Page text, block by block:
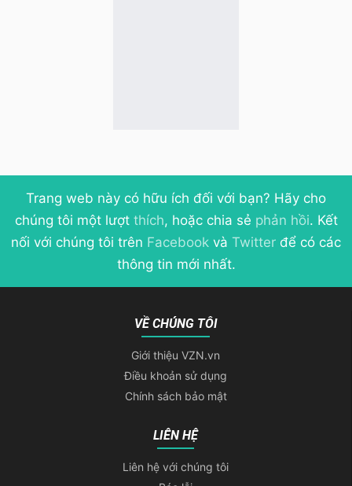
Trang web này có hữu ích đối với bạn? Hãy cho
chúng tôi một lượt thích, hoặc chia sẻ phản hồi. Kết
nối với chúng tôi trên Facebook và Twitter để có các
thông tin mới nhất.
VỀ CHÚNG TÔI
Giới thiệu VZN.vn
Điều khoản sử dụng
Chính sách bảo mật
LIÊN HỆ
Liên hệ với chúng tôi